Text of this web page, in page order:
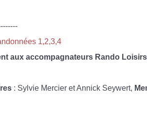
1,2,3,4
aux accompagnateurs Rando Loisirs
: Sylvie Mercier et Annick Seywert,